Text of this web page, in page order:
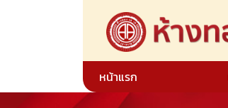
หน้าแรก